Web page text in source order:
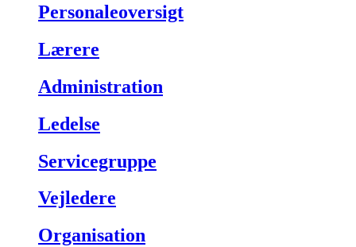
Personaleoversigt
Lærere
Administration
Ledelse
Servicegruppe
Vejledere
Organisation